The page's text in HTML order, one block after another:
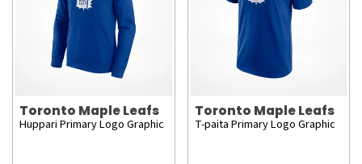
Toronto Maple Leafs
Huppari Primary Logo Graphic
Toronto Maple Leafs
T-paita Primary Logo Graphic